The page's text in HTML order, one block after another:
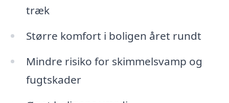
træk
Større komfort i boligen året rundt
Mindre risiko for skimmelsvamp og
fugtskader